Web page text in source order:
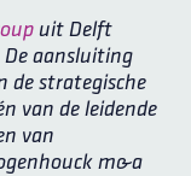
uit Delft
De aansluiting
de strategische
van de leidende
van
m&a